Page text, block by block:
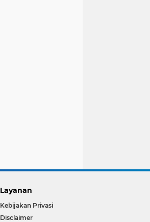
Layanan
Kebijakan Privasi
Disclaimer